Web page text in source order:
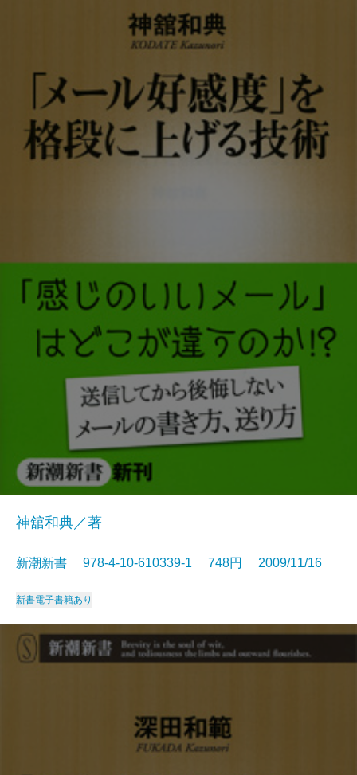
神舘和典／著
新潮新書 978-4-10-610339-1 748円 2009/11/16
新書電子書籍あり